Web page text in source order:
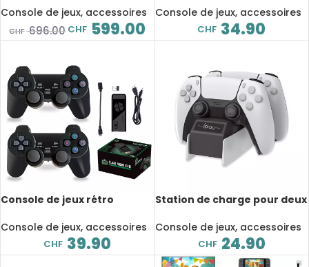
10th, à double Joystick
Console de jeux, accessoires
CHF696.00 CHF 599.00
IPS, Built-in 6’000 jeux rétro
Console de jeux, accessoires
CHF 34.90
Console de jeux rétro
Game Stick, avec 2
manettes sans fil
Console de jeux, accessoires
CHF 39.90
Station de charge pour deux
PlayStation 5, USB Type-c
Console de jeux, accessoires
CHF 24.90